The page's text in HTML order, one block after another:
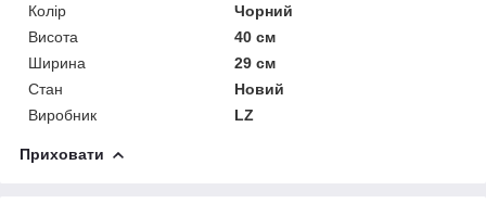
Колір
Чорний
Висота
40 см
Ширина
29 см
Стан
Новий
Виробник
LZ
Приховати